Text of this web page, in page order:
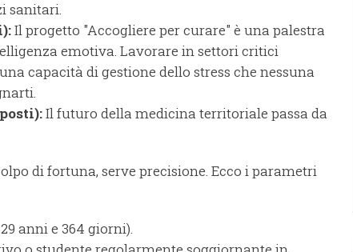
sanitari.
Il progetto "Accogliere per curare" è una palestra
emotiva. Lavorare in settori critici
capacità di gestione dello stress che nessuna
Il futuro della medicina territoriale passa da
di fortuna, serve precisione. Ecco i parametri
anni e 364 giorni).